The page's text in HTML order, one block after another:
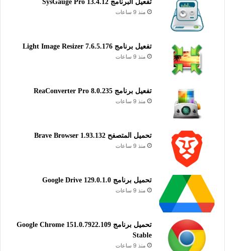
تفعيل البرنامج 13.4.12 SysGauge Pro
منذ 9 ساعات
تفعيل برنامج Light Image Resizer 7.6.5.176
منذ 9 ساعات
تفعيل برنامج ReaConverter Pro 8.0.235
منذ 9 ساعات
تحميل المتصفح Brave Browser 1.93.132
منذ 9 ساعات
تحميل برنامج Google Drive 129.0.1.0
منذ 9 ساعات
تحميل برنامج Google Chrome 151.0.7922.109
Stable
منذ 9 ساعات